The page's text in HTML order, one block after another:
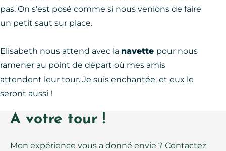
pas. On s’est posé comme si nous venions de faire
un petit saut sur place.
Elisabeth nous attend avec la navette pour nous
ramener au point de départ où mes amis
attendent leur tour. Je suis enchantée, et eux le
seront aussi !
À votre tour !
Mon expérience vous a donné envie ? Contactez